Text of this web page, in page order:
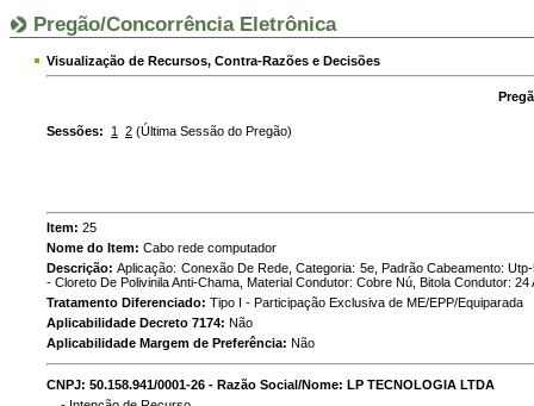
Pregão/Concorrência Eletrônica
Visualização de Recursos, Contra-Razões e Decisões
Sessões: 1 2 (Última Sessão do Pregão)
Item: 25
Nome do Item: Cabo rede computador
Descrição:Aplicação: Conexão De Rede, Categoria: 5e, Padrão Cabeamento:
- Cloreto De Polivinila Anti-Chama, Material Condutor: Cobre Nú, Bitola Condutor:
Tratamento Diferenciado: Tipo I - Participação Exclusiva de ME/EPP/Equiparada
Aplicabilidade Decreto 7174: Não
Aplicabilidade Margem de Preferência: Não
CNPJ: 50.158.941/0001-26 - Razão Social/Nome: LP TECNOLOGIA LTDA